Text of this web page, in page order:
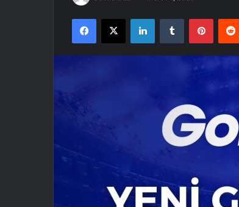
posta
göndermek
Facebook
X LinkedInTumblr